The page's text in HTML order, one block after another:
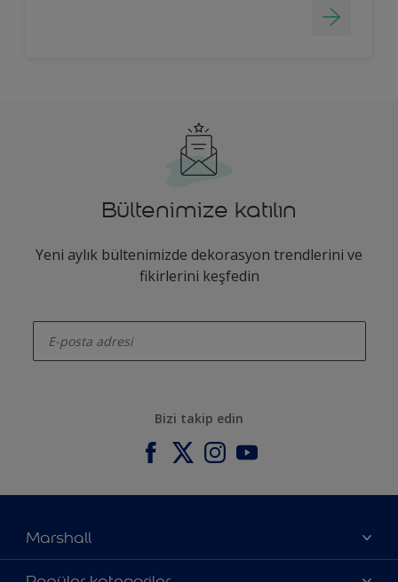
Bültenimize katılın
Yeni aylık bültenimizde dekorasyon trendlerini ve
fikirlerini keşfedin
Bizi takip edin
Marshall
Hakkımızda